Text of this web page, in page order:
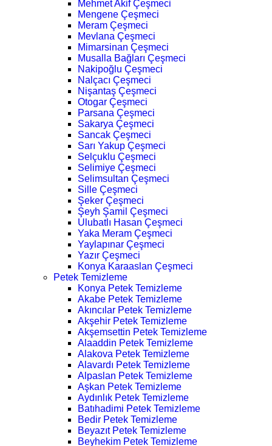
Mehmet Akif Çeşmeci
Mengene Çeşmeci
Meram Çeşmeci
Mevlana Çeşmeci
Mimarsinan Çeşmeci
Musalla Bağları Çeşmeci
Nakipoğlu Çeşmeci
Nalçacı Çeşmeci
Nişantaş Çeşmeci
Otogar Çeşmeci
Parsana Çeşmeci
Sakarya Çeşmeci
Sancak Çeşmeci
Sarı Yakup Çeşmeci
Selçuklu Çeşmeci
Selimiye Çeşmeci
Selimsultan Çeşmeci
Sille Çeşmeci
Şeker Çeşmeci
Şeyh Şamil Çeşmeci
Ulubatlı Hasan Çeşmeci
Yaka Meram Çeşmeci
Yaylapınar Çeşmeci
Yazır Çeşmeci
Konya Karaaslan Çeşmeci
Petek Temizleme
Konya Petek Temizleme
Akabe Petek Temizleme
Akıncılar Petek Temizleme
Akşehir Petek Temizleme
Akşemsettin Petek Temizleme
Alaaddin Petek Temizleme
Alakova Petek Temizleme
Alavardı Petek Temizleme
Alpaslan Petek Temizleme
Aşkan Petek Temizleme
Aydınlık Petek Temizleme
Batıhadimi Petek Temizleme
Bedir Petek Temizleme
Beyazıt Petek Temizleme
Beyhekim Petek Temizleme